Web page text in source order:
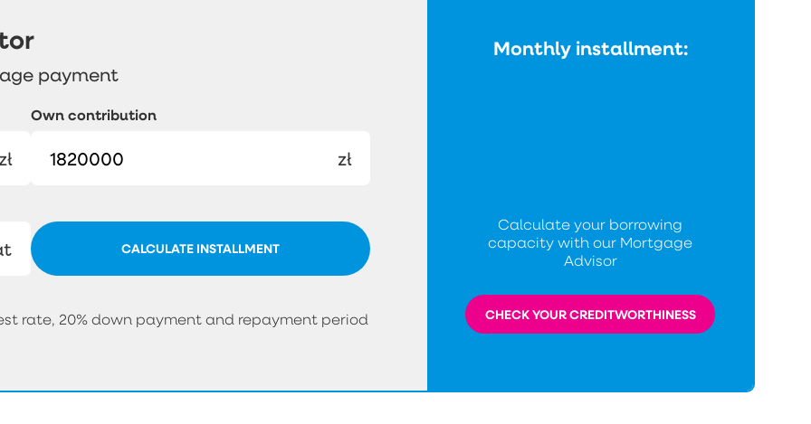
payment
Own contribution
zł
CALCULATE INSTALLMENT
rate, 20% down payment and repayment period
Monthly installment:
Calculate your borrowing
capacity with our Mortgage
Advisor
CHECK YOUR CREDITWORTHINESS